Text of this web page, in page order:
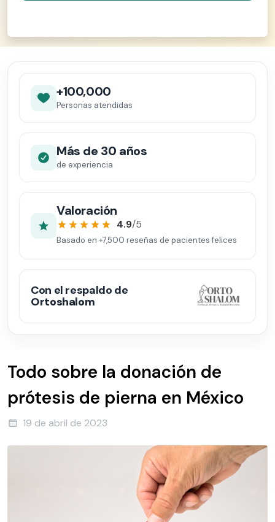
+100,000
Personas atendidas
Más de 30 años
de experiencia
Valoración
4.9/5
Basado en +7,500 reseñas de pacientes felices
Con el respaldo de
Ortoshalom
Todo sobre la donación de
prótesis de pierna en México
19 de abril de 2023